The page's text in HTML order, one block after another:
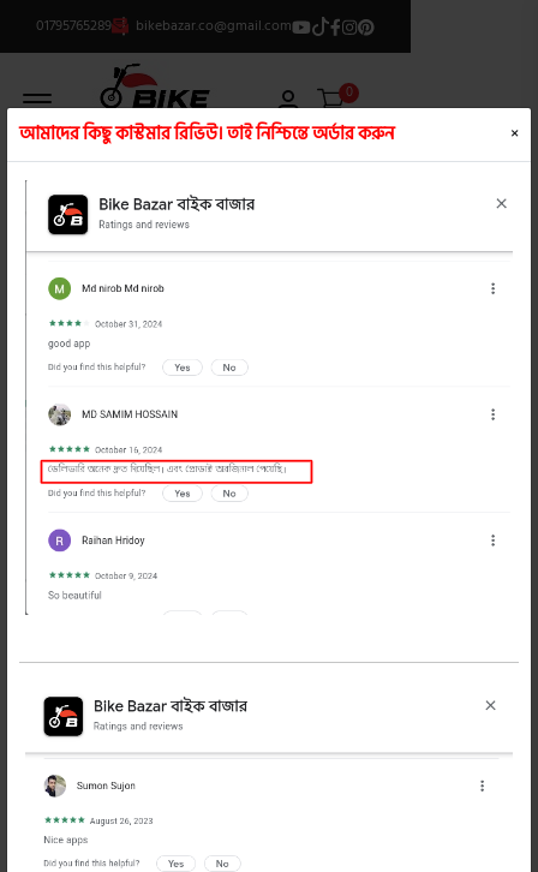
01795765289 bikebazar.co@gmail.com
Offcanvas Menu Open 0
ক্যাটাগরি লিস্ট/ফগ লাইট
product view
HJG ব্র্যান্ডের পাওয়ারফুল মিনি ফগ লাইট
1350 টাকা 1573 টাকা অর্ডার করুন
পাওয়ারফুল এই মিনি ফগ লাইটটি HJG ব্র্যান্ডের এটি
সাদা ও হলুদ আলো দেয়। রিলে ব্যাবহার করলে ভালো।
তবে রিলে ছাড়াও চালানো যায়। এটি ডিসি কারেন্ট এ
আমাদের কিছু কাস্টমার রিভিউ। তাই নিশ্চিন্তে অর্ডার করুন ×